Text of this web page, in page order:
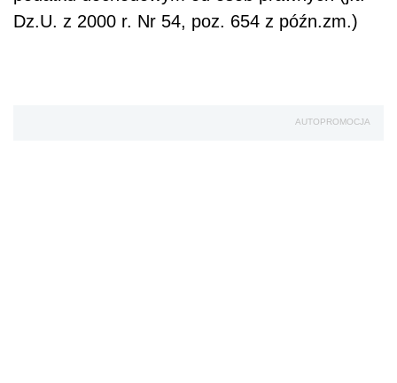
Dz.U. z 2000 r. Nr 54, poz. 654 z późn.zm.)
AUTOPROMOCJA